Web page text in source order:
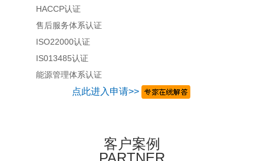
HACCP认证
售后服务体系认证
ISO22000认证
IS013485认证
能源管理体系认证
点此进入申请>>
客户案例
PARTNER